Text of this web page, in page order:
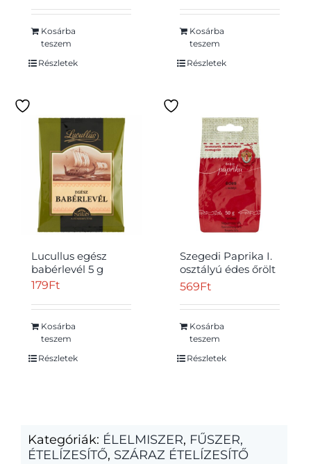
Kosárba
teszem
Részletek
Kosárba
teszem
Részletek
Lucullus egész
babérlevél 5 g
179Ft
Kosárba
teszem
Részletek
Szegedi Paprika I.
osztályú édes őrölt
paprika 50 g
569Ft
Kosárba
teszem
Részletek
Kategóriák: ÉLELMISZER, FŰSZER,
ÉTELÍZESÍTŐ, SZÁRAZ ÉTELÍZESÍTŐ